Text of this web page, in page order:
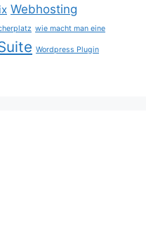
Webhosting
wie macht man eine
Wordpress Plugin